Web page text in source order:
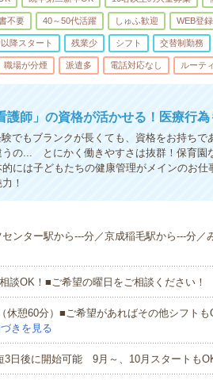
不要 40～50代活躍 しゅふ歓迎 WEB登
降スタート 残業少 シフト 交替制勤務
職場が分煙 派遣多 電話対応なし ルーテ
護師」の資格が活かせる！医療行為
もブランクが長くても、資格をお持ちで
の... とにかく働きやすさは抜群！保育園
には子どもたちの健康管理がメインのお仕
！
ンター駅から---分／京成稲毛駅から---分／
談OK！■ご希望の曜日をご相談ください！
休憩60分）■ご希望があればその他シフト
きを見る
日後に開始可能 9月～、10月スタートも